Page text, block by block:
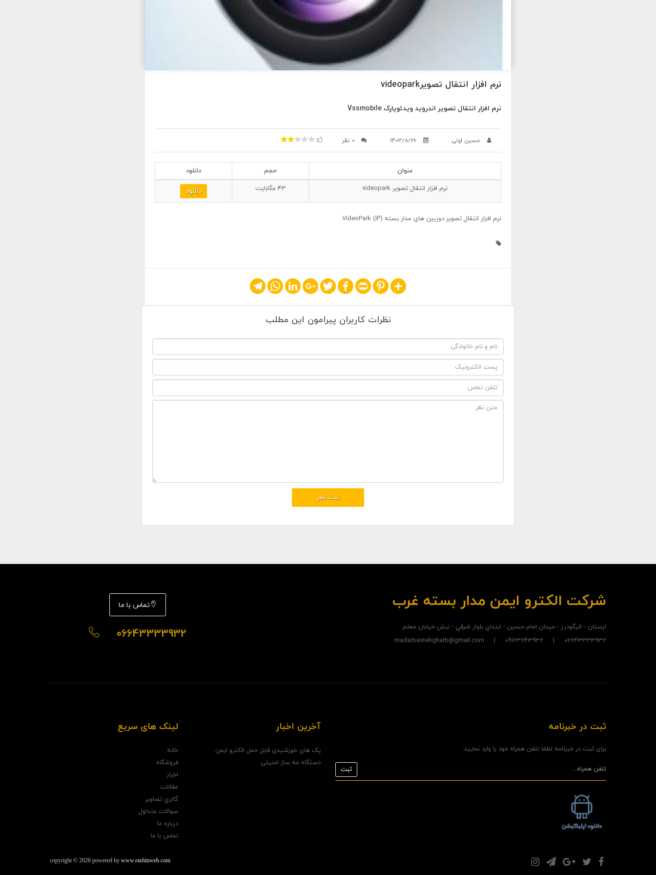
نرم افزار انتقال تصویرvideopark
نرم افزار انتقال تصویر اندروید ویدئوپارک Vssmobile
حسین لونی 1403/8/26 0 نظر
عنوان حجم
دانلود
نرم افزار انتقال تصویر videopark
43 مگابایت دانلود
نرم افزار انتقال تصویر دوربین های مدار بسته (IP) VideoPark
Share
Pinterest
Print
Facebook
Twitter
Google+
LinkedIn
WhatsApp
Telegram
نظرات کاربران پیرامون این مطلب
شرکت الکترو ايمن مدار بسته غرب
لرستان - اليگودرز - ميدان امام حسين - ابتداي بلوار شرقي - نبش خيابان معلم
06643333932 | 09163643932 | madarbastehgharb@gmail.com
تماس با ما
06643333932
لینک های سریع
خانه
فروشگاه
اخبار
مقالات
گالري تصاوير
سوالات متداول
درباره ما
تماس با ما
آخرین اخبار
پک های خورشیدی قابل حمل الکترو ایمن
دستگاه مه ساز امنیتی
ثبت در خبرنامه
برای ثبت در خبرنامه لطفا تلفن همراه خود را وارد نمایید:
copyright © 2026 powered by www.rashinweb.com